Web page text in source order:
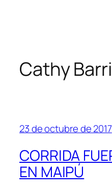
Cathy
23 de octubre de 2017
CORRIDA
EN MAIPÚ